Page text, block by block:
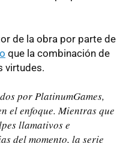
de la obra por parte de
que la combinación de
virtudes.
por PlatinumGames,
el enfoque. Mientras que
llamativos e
del momento, la serie